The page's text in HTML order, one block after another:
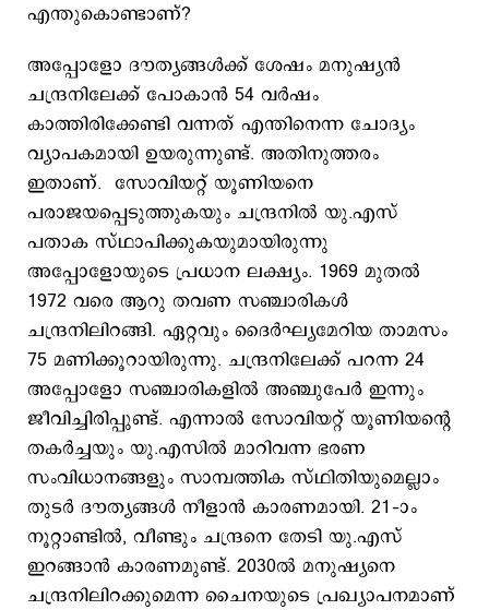
എന്തുകൊണ്ടാണ്?
അപ്പോളോ ദൗത്യങ്ങള്‍ക്ക് ശേഷം മനുഷ്യന്‍
ചന്ദ്രനിലേക്ക് പോകാന്‍ 54 വര്‍ഷം
കാത്തിരിക്കേണ്ടി വന്നത് എന്തിനെന്ന ചോദ്യം
വ്യാപകമായി ഉയരുന്നുണ്ട്. അതിനുത്തരം
ഇതാണ്. സോവിയറ്റ് യൂണിയനെ
പരാജയപ്പെടുത്തുകയും ചന്ദ്രനില്‍ യു.എസ്
പതാക സ്ഥാപിക്കുകയുമായിരുന്നു
അപ്പോളോയുടെ പ്രധാന ലക്ഷ്യം. 1969 മുതൽ
1972 വരെ ആറു തവണ സഞ്ചാരികൾ
ചന്ദ്രനിലിറങ്ങി. ഏറ്റവും ദൈർഘ്യമേറിയ താമസം
75 മണിക്കൂറായിരുന്നു. ചന്ദ്രനിലേക്ക് പറന്ന 24
അപ്പോളോ സഞ്ചാരികളിൽ അഞ്ചുപേർ ഇന്നും
ജീവിച്ചിരിപ്പുണ്ട്. എന്നാല്‍ സോവിയറ്റ് യൂണിയന്റെ
തകര്‍ച്ചയും യു.എസില്‍ മാറിവന്ന ഭരണ
സംവിധാനങ്ങളും സാമ്പത്തിക സ്ഥിതിയുമെല്ലാം
തുടര്‍ ദൗത്യങ്ങള്‍ നീളാന്‍ കാരണമായി. 21–ാം
നൂറ്റാണ്ടില്‍, വീണ്ടും ചന്ദ്രനെ തേടി യു.എസ്
ഇറങ്ങാന്‍ കാരണമുണ്ട്. 2030ല്‍ മനുഷ്യനെ
ചന്ദ്രനിലിറക്കുമെന്ന ചൈനയുടെ പ്രഖ്യാപനമാണ്